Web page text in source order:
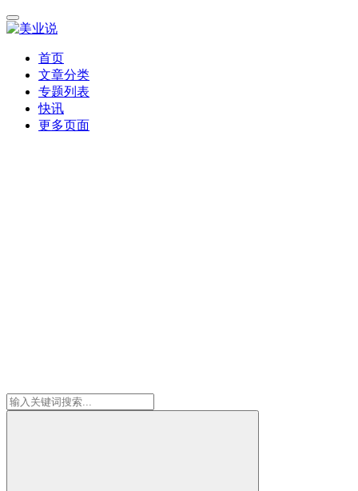
首页
文章分类
专题列表
快讯
更多页面